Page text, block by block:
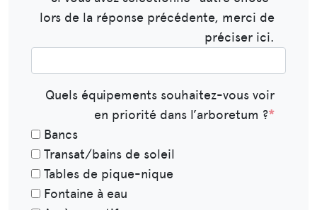
lors de la réponse précédente, merci de
préciser ici.​
Quels équipements souhaitez-vous voir
en priorité dans l’arboretum ?*
Bancs
Transat/bains de soleil
Tables de pique-nique
Fontaine à eau